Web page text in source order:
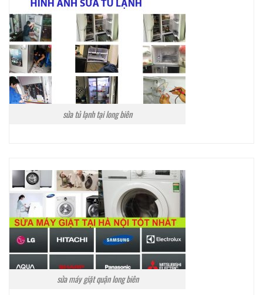
sửa tủ lạnh tại long biên
sửa máy giặt quận long biên